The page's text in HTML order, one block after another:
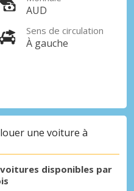
AUD
Sens de circulation
À gauche
une voiture à
disponibles par